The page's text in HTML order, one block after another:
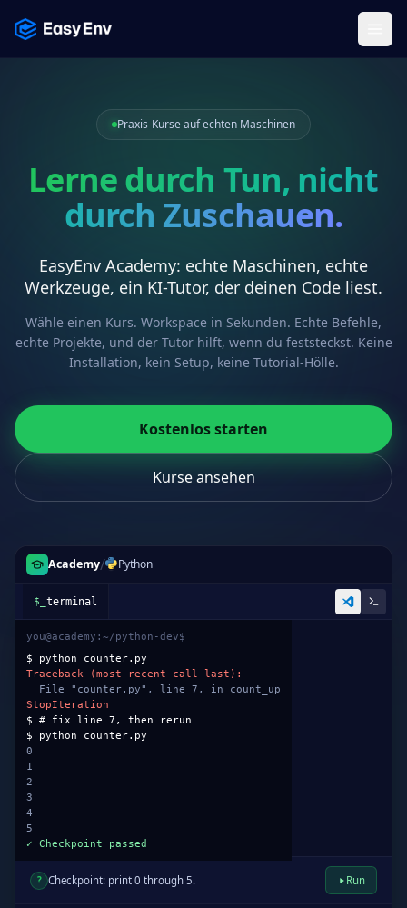
Praxis-Kurse auf echten Maschinen
Lerne durch Tun, nicht
durch Zuschauen.
EasyEnv Academy: echte Maschinen, echte
Werkzeuge, ein KI-Tutor, der deinen Code liest.
Wähle einen Kurs. Workspace in Sekunden. Echte Befehle,
echte Projekte, und der Tutor hilft, wenn du feststeckst. Keine
Installation, kein Setup, keine Tutorial-Hölle.
Kostenlos starten
Kurse ansehen
Academy/ Python
counter.py
1
3
7
8
def count_up(start):
while
yield
start
# quiz: keep the generator alive
return
? Checkpoint: print 0 through 5. Run